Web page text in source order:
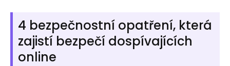
4 bezpečnostní opatření, která
zajistí bezpečí dospívajících
online